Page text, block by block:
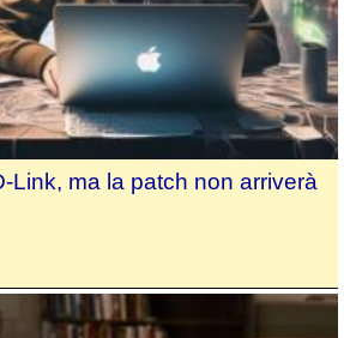
Link, ma la patch non arriverà